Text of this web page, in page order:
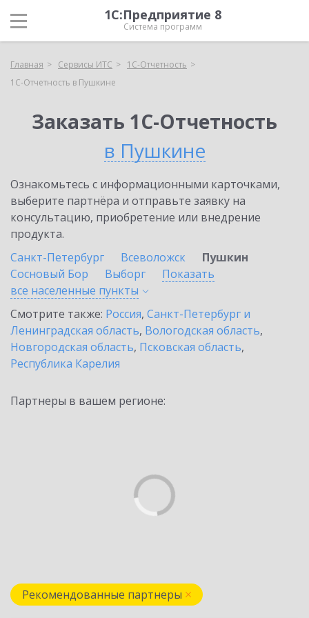
1С:Предприятие 8
Система программ
Главная Сервисы ИТС
1С-Отчетность
1С-Отчетность в Пушкине
Заказать 1С-Отчетность
в Пушкине
Ознакомьтесь с информационными карточками,
выберите партнёра и отправьте заявку на
консультацию, приобретение или внедрение
продукта.
Санкт-Петербург
Всеволожск
Пушкин
Сосновый Бор
Выборг
Показать
все населенные пункты
Смотрите также: Россия, Санкт-Петербург и
Ленинградская область, Вологодская область,
Новгородская область, Псковская область,
Республика Карелия
Партнеры в вашем регионе:
Рекомендованные партнеры